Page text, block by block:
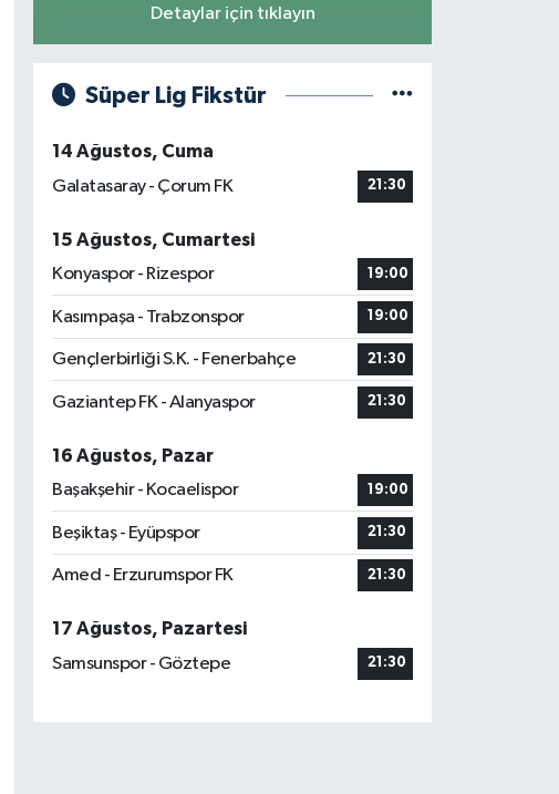
Detaylar için tıklayın
Süper Lig Fikstür
14 Ağustos, Cuma
Galatasaray - Çorum FK
21:30
15 Ağustos, Cumartesi
Konyaspor - Rizespor
19:00
Kasımpaşa - Trabzonspor 19:00
Gençlerbirliği S.K. - Fenerbahçe 21:30
Gaziantep FK - Alanyaspor 21:30
16 Ağustos, Pazar
Başakşehir - Kocaelispor
19:00
Beşiktaş - Eyüpspor 21:30
Amed - Erzurumspor FK 21:30
17 Ağustos, Pazartesi
Samsunspor - Göztepe
21:30